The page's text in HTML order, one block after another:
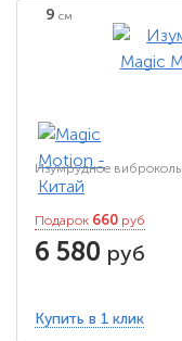
9 см
Изумрудное
Подарок 660 руб
6 580 руб
Купить в 1 клик